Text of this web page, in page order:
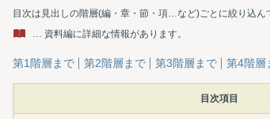
目次は見出しの階層(編・章・節・項…など)ごとに絞り込ん
… 資料編に詳細な情報があります。
第1階層まで 第2階層まで 第3階層まで 第4階層
目次項目